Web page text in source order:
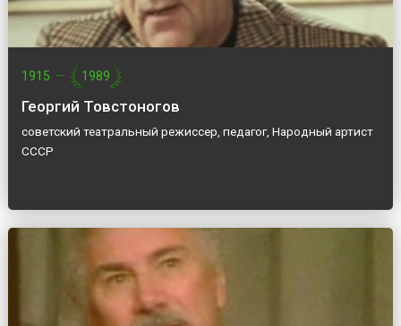
1915 — 1989
Георгий Товстоногов
советский театральный режиссер, педагог, Народный артист
СССР